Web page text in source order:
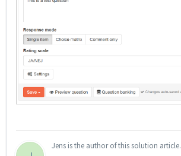
Jens is the author of this solution article.